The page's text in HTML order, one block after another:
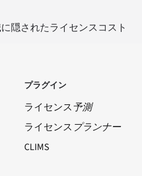
隠されたライセンスコスト
プラグイン
ライセンス予測
ライセンス プランナー
CLIMS